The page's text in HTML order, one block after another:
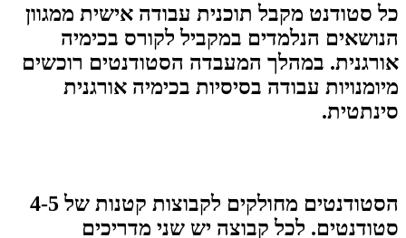
כל סטודנט מקבל תוכנית עבודה אישית ממגוון
הנושאים הנלמדים במקביל לקורס בכימיה
אורגנית. במהלך המעבדה הסטודנטים רוכשים
מיומנויות עבודה בסיסיות בכימיה אורגנית
סינתטית.
הסטודנטים מחולקים לקבוצות קטנות של 4-5
סטודנטים. לכל קבוצה יש שני מדריכים